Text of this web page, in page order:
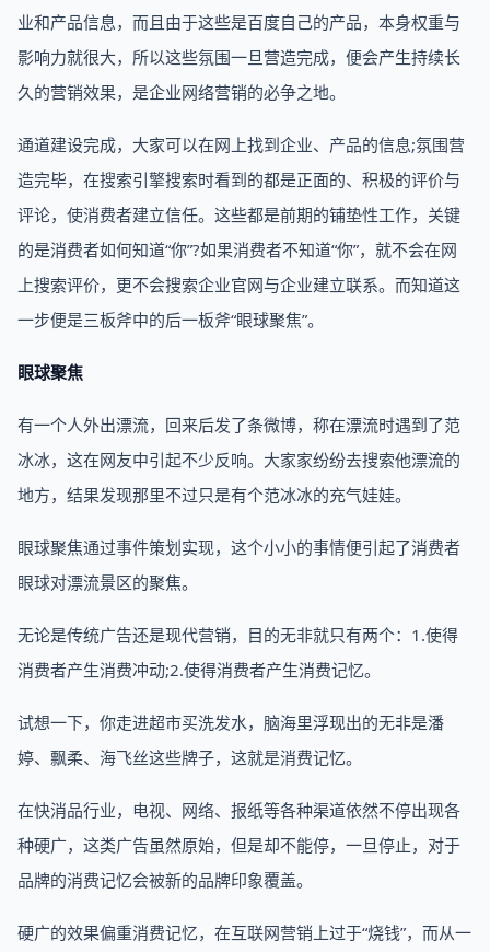
业和产品信息，而且由于这些是百度自己的产品，本身权重与
影响力就很大，所以这些氛围一旦营造完成，便会产生持续长
久的营销效果，是企业网络营销的必争之地。
通道建设完成，大家可以在网上找到企业、产品的信息;氛围营
造完毕，在搜索引擎搜索时看到的都是正面的、积极的评价与
评论，使消费者建立信任。这些都是前期的铺垫性工作，关键
的是消费者如何知道“你”?如果消费者不知道“你”，就不会在网
上搜索评价，更不会搜索企业官网与企业建立联系。而知道这
一步便是三板斧中的后一板斧“眼球聚焦”。
眼球聚焦
有一个人外出漂流，回来后发了条微博，称在漂流时遇到了范
冰冰，这在网友中引起不少反响。大家家纷纷去搜索他漂流的
地方，结果发现那里不过只是有个范冰冰的充气娃娃。
眼球聚焦通过事件策划实现，这个小小的事情便引起了消费者
眼球对漂流景区的聚焦。
无论是传统广告还是现代营销，目的无非就只有两个：1.使得
消费者产生消费冲动;2.使得消费者产生消费记忆。
试想一下，你走进超市买洗发水，脑海里浮现出的无非是潘
婷、飘柔、海飞丝这些牌子，这就是消费记忆。
在快消品行业，电视、网络、报纸等各种渠道依然不停出现各
种硬广，这类广告虽然原始，但是却不能停，一旦停止，对于
品牌的消费记忆会被新的品牌印象覆盖。
硬广的效果偏重消费记忆，在互联网营销上过于“烧钱”，而从一